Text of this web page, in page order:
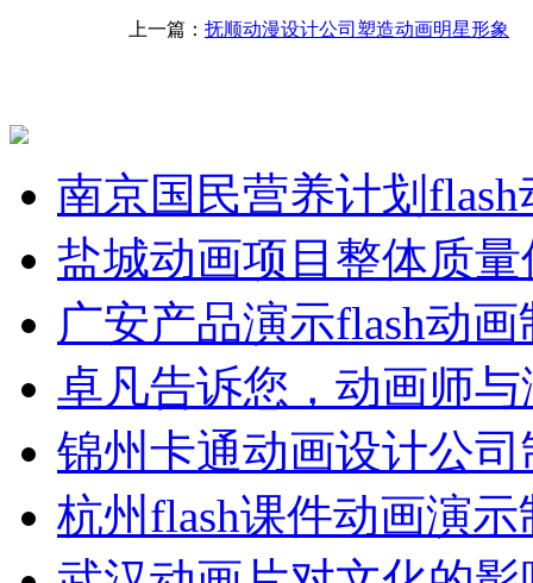
上一篇： 抚顺动漫设计公司塑造动画明星形象
南京国民营养计划
盐城动画项目整体质
广安产品演示flash动
卓凡告诉您，动画师
锦州卡通动画设计公
杭州flash课件动画演